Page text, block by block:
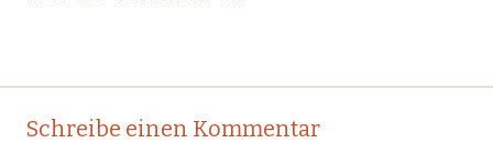
Post
Schreibe einen Kommentar